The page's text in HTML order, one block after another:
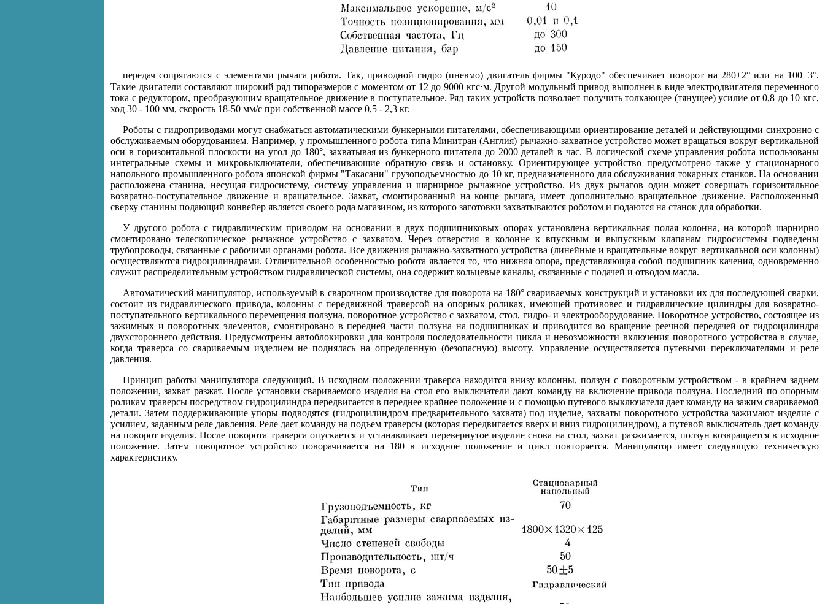
передач сопрягаются с элементами рычага робота. Так, приводной гидро (пневмо) двигатель фирмы "Куродо" обеспечивает поворот на 280+2° или на 100+3°.
Такие двигатели составляют широкий ряд типоразмеров с моментом от 12 до 9000 кгс⋅м. Другой модульный привод выполнен в виде электродвигателя переменного
тока с редуктором, преобразующим вращательное движение в поступательное. Ряд таких устройств позволяет получить толкающее (тянущее) усилие от 0,8 до 10 кгс,
ход 30 - 100 мм, скорость 18-50 мм/с при собственной массе 0,5 - 2,3 кг.
Роботы с гидроприводами могут снабжаться автоматическими бункерными питателями, обеспечивающими ориентирование деталей и действующими синхронно с
обслуживаемым оборудованием. Например, у промышленного робота типа Минитран (Англия) рычажно-захватное устройство может вращаться вокруг вертикальной
оси в горизонтальной плоскости на угол до 180°, захватывая из бункерного питателя до 2000 деталей в час. В логической схеме управления робота использованы
интегральные схемы и микровыключатели, обеспечивающие обратную связь и остановку. Ориентирующее устройство предусмотрено также у стационарного
напольного промышленного робота японской фирмы "Такасани" грузоподъемностью до 10 кг, предназначенного для обслуживания токарных станков. На основании
расположена станина, несущая гидросистему, систему управления и шарнирное рычажное устройство. Из двух рычагов один может совершать горизонтальное
возвратно-поступательное движение и вращательное. Захват, смонтированный на конце рычага, имеет дополнительно вращательное движение. Расположенный
сверху станины подающий конвейер является своего рода магазином, из которого заготовки захватываются роботом и подаются на станок для обработки.
У другого робота с гидравлическим приводом на основании в двух подшипниковых опорах установлена вертикальная полая колонна, на которой шарнирно
смонтировано телескопическое рычажное устройство с захватом. Через отверстия в колонне к впускным и выпускным клапанам гидросистемы подведены
трубопроводы, связанные с рабочими органами робота. Все движения рычажно-захватного устройства (линейные и вращательные вокруг вертикальной оси колонны)
осуществляются гидроцилиндрами. Отличительной особенностью робота является то, что нижняя опора, представляющая собой подшипник качения, одновременно
служит распределительным устройством гидравлической системы, она содержит кольцевые каналы, связанные с подачей и отводом масла.
Автоматический манипулятор, используемый в сварочном производстве для поворота на 180° свариваемых конструкций и установки их для последующей сварки,
состоит из гидравлического привода, колонны с передвижной траверсой на опорных роликах, имеющей противовес и гидравлические цилиндры для возвратно-
поступательного вертикального перемещения ползуна, поворотное устройство с захватом, стол, гидро- и электрооборудование. Поворотное устройство, состоящее из
зажимных и поворотных элементов, смонтировано в передней части ползуна на подшипниках и приводится во вращение реечной передачей от гидроцилиндра
двухстороннего действия. Предусмотрены автоблокировки для контроля последовательности цикла и невозможности включения поворотного устройства в случае,
когда траверса со свариваемым изделием не поднялась на определенную (безопасную) высоту. Управление осуществляется путевыми переключателями и реле
давления.
Принцип работы манипулятора следующий. В исходном положении траверса находится внизу колонны, ползун с поворотным устройством - в крайнем заднем
положении, захват разжат. После установки свариваемого изделия на стол его выключатели дают команду на включение привода ползуна. Последний по опорным
роликам траверсы посредством гидроцилиндра передвигается в переднее крайнее положение и с помощью путевого выключателя дает команду на зажим свариваемой
детали. Затем поддерживающие упоры подводятся (гидроцилиндром предварительного захвата) под изделие, захваты поворотного устройства зажимают изделие с
усилием, заданным реле давления. Реле дает команду на подъем траверсы (которая передвигается вверх и вниз гидроцилиндром), а путевой выключатель дает команду
на поворот изделия. После поворота траверса опускается и устанавливает перевернутое изделие снова на стол, захват разжимается, ползун возвращается в исходное
положение. Затем поворотное устройство поворачивается на 180 в исходное положение и цикл повторяется. Манипулятор имеет следующую техническую
характеристику.